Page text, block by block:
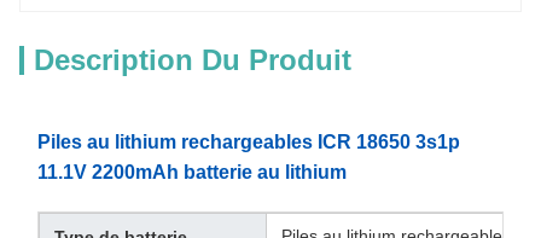
Description Du Produit
Piles au lithium rechargeables ICR 18650 3s1p
11.1V 2200mAh batterie au lithium